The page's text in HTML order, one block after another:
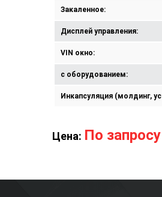
Закаленное:
Дисплей управления:
VIN окно:
с оборудованием:
Инкапсуляция (молдинг,
Цена: По запросу